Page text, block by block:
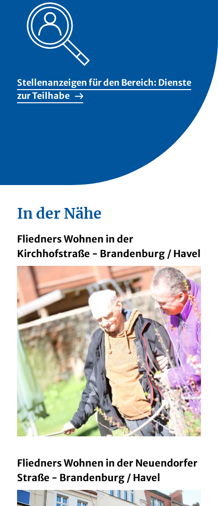
Stellenanzeigen für den Bereich: Dienste
zur Teilhabe
In der Nähe
Fliedners Wohnen in der
Kirchhofstraße - Brandenburg / Havel
Fliedners Wohnen in der Neuendorfer
Straße - Brandenburg / Havel